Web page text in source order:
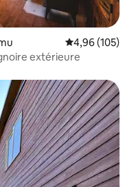
Note
4,96 (105)
extérieure